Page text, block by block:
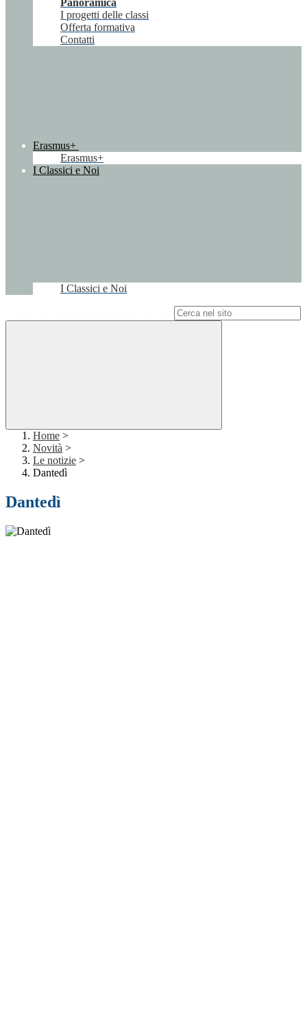
Panoramica
I progetti delle classi
Offerta formativa
Contatti
Erasmus+
Erasmus+
I Classici e Noi
I Classici e Noi
Home >
Novità >
Le notizie >
Dantedì
Dantedì